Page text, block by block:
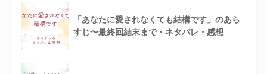
「あなたに愛されなくても結構です」のあら
すじ〜最終回結末まで・ネタバレ・感想